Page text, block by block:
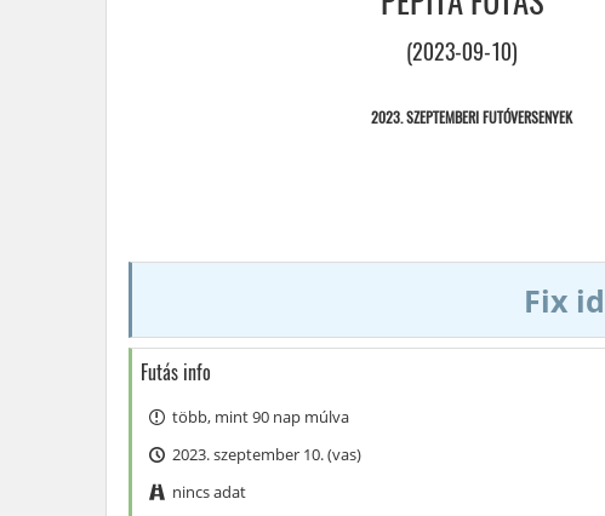
(2023-09-10)
2023. SZEPTEMBERI FUTÓVERSENYEK
Fix
Futás info
több, mint 90 nap múlva
2023. szeptember 10. (vas)
nincs adat